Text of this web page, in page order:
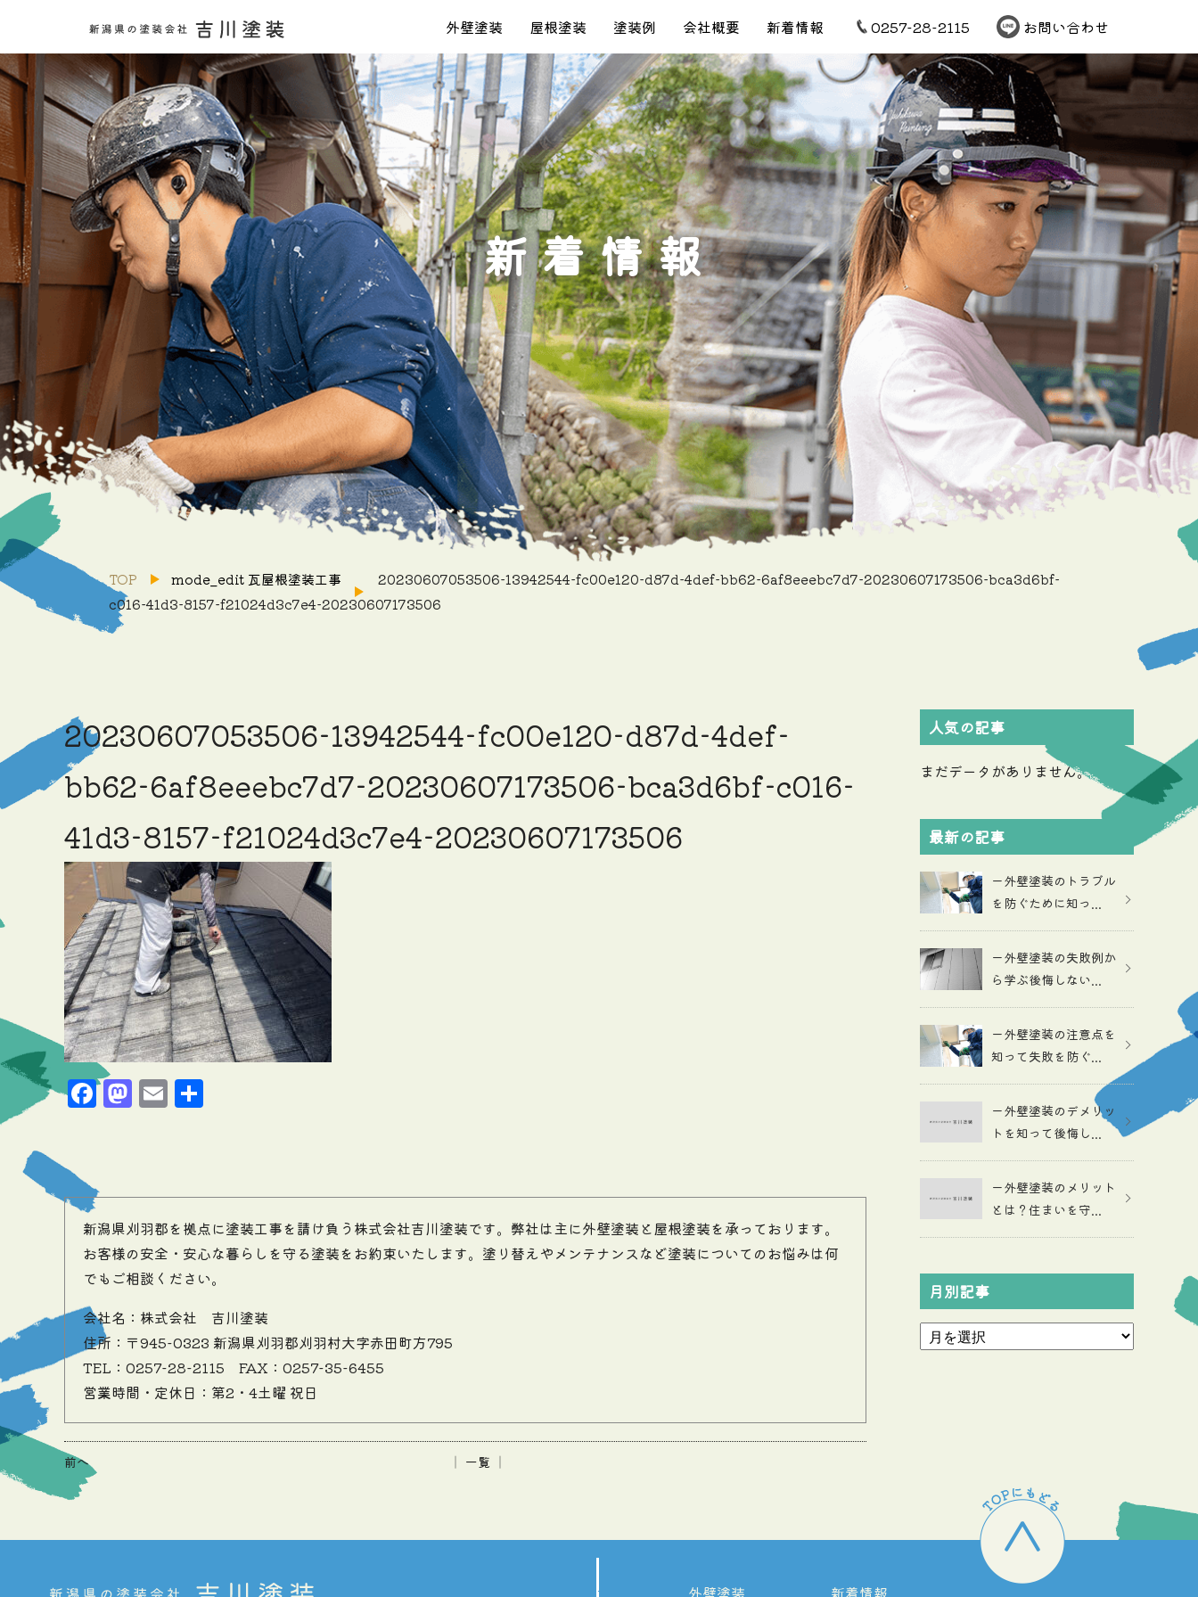
外壁塗装 屋根塗装 塗装例 会社概要 新着情報 0257-28-2115 お問い合わせ
新着情報
TOP mode_edit 瓦屋根塗装工事
20230607053506-13942544-fc00e120-d87d-4def-bb62-6af8eeebc7d7-20230607173506-bca3d6bf-
c016-41d3-8157-f21024d3c7e4-20230607173506
20230607053506-13942544-fc00e120-d87d-4def-
bb62-6af8eeebc7d7-20230607173506-bca3d6bf-c016-
41d3-8157-f21024d3c7e4-20230607173506
Facebook
Mastodon
Email
新潟県刈羽郡を拠点に塗装工事を請け負う株式会社吉川塗装です。弊社は主に外壁塗装と屋根塗装を承っております。
お客様の安全・安心な暮らしを守る塗装をお約束いたします。塗り替えやメンテナンスなど塗装についてのお悩みは何
でもご相談ください。
会社名：株式会社 吉川塗装
住所：〒945-0323 新潟県刈羽郡刈羽村大字赤田町方795
TEL：0257-28-2115 FAX：0257-35-6455
営業時間・定休日：第2・4土曜 祝日
前へ │ 一覧 │
人気の記事
まだデータがありません。
最新の記事
ー外壁塗装のトラブル
を防ぐために知っ...
ー外壁塗装の失敗例か
ら学ぶ後悔しない...
ー外壁塗装の注意点を
知って失敗を防ぐ...
ー外壁塗装のデメリッ
トを知って後悔し...
ー外壁塗装のメリット
とは？住まいを守...
月別記事
外壁塗装 新着情報